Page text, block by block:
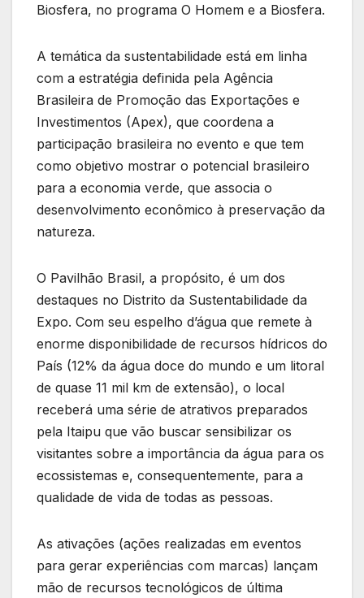
Biosfera, no programa O Homem e a Biosfera.
A temática da sustentabilidade está em linha
com a estratégia definida pela Agência
Brasileira de Promoção das Exportações e
Investimentos (Apex), que coordena a
participação brasileira no evento e que tem
como objetivo mostrar o potencial brasileiro
para a economia verde, que associa o
desenvolvimento econômico à preservação da
natureza.
O Pavilhão Brasil, a propósito, é um dos
destaques no Distrito da Sustentabilidade da
Expo. Com seu espelho d’água que remete à
enorme disponibilidade de recursos hídricos do
País (12% da água doce do mundo e um litoral
de quase 11 mil km de extensão), o local
receberá uma série de atrativos preparados
pela Itaipu que vão buscar sensibilizar os
visitantes sobre a importância da água para os
ecossistemas e, consequentemente, para a
qualidade de vida de todas as pessoas.
As ativações (ações realizadas em eventos
para gerar experiências com marcas) lançam
mão de recursos tecnológicos de última